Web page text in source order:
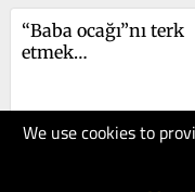
We use cookies to
“Baba ocağı”nı terk
etmek…